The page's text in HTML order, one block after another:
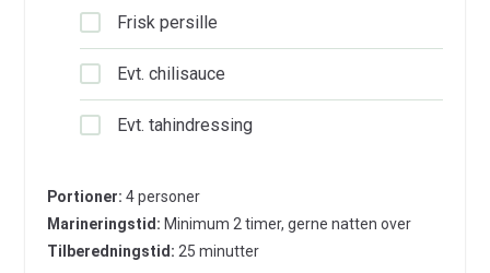
Frisk persille
Evt. chilisauce
Evt. tahindressing
Portioner: 4 personer
Marineringstid: Minimum 2 timer, gerne natten over
Tilberedningstid: 25 minutter